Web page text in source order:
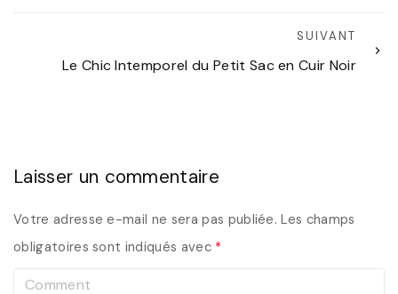
SUIVANT
Le Chic Intemporel du Petit Sac en Cuir Noir
Laisser un commentaire
Votre adresse e-mail ne sera pas publiée. Les champs
obligatoires sont indiqués avec *